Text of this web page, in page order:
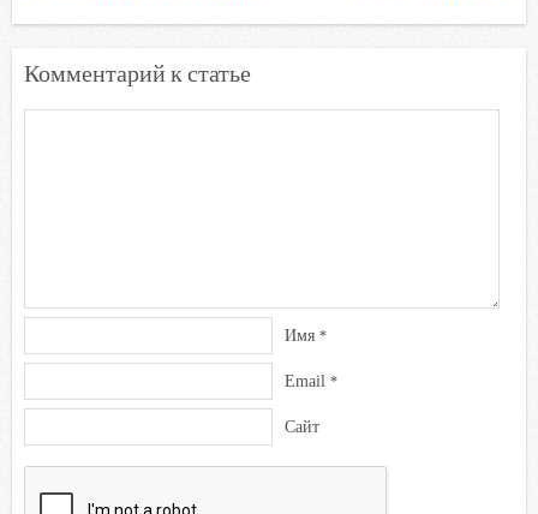
n
Комментарий к статье
Имя *
Email *
Сайт